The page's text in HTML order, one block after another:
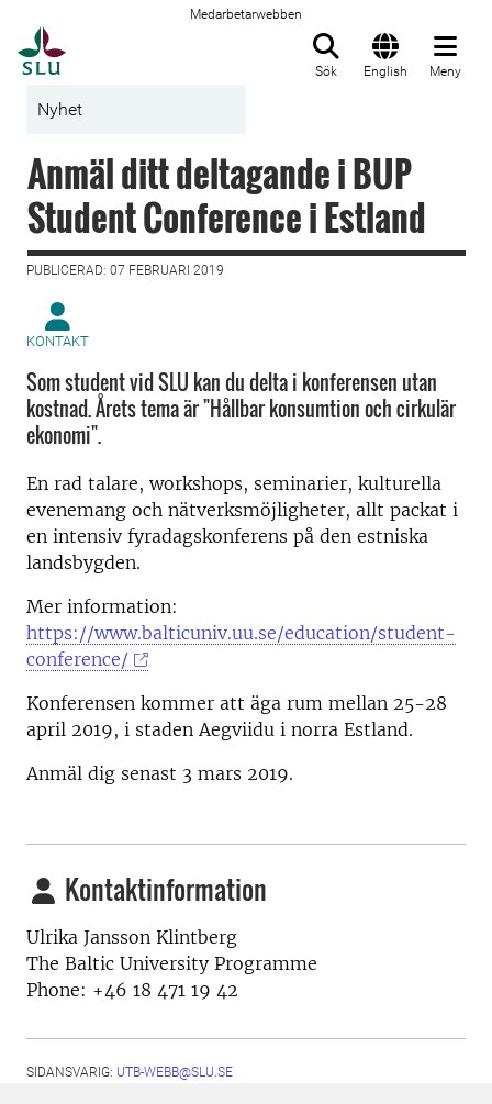
Medarbetarwebben
Sök English Meny
Nyhet
Anmäl ditt deltagande i BUP
Student Conference i Estland
PUBLICERAD: 07 FEBRUARI 2019
KONTAKT
Som student vid SLU kan du delta i konferensen utan
kostnad. Årets tema är "Hållbar konsumtion och cirkulär
ekonomi".
En rad talare, workshops, seminarier, kulturella
evenemang och nätverksmöjligheter, allt packat i
en intensiv fyradagskonferens på den estniska
landsbygden.
Mer information:
https://www.balticuniv.uu.se/education/student-
conference/
Konferensen kommer att äga rum mellan 25-28
april 2019, i staden Aegviidu i norra Estland.
Anmäl dig senast 3 mars 2019.
Kontaktinformation
Ulrika Jansson Klintberg
The Baltic University Programme
Phone: +46 18 471 19 42
SIDANSVARIG: UTB-WEBB@SLU.SE